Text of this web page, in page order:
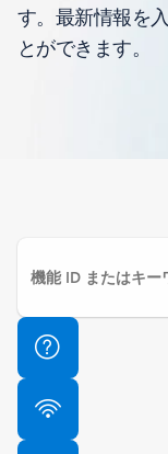
す。最新情報を
とができます。